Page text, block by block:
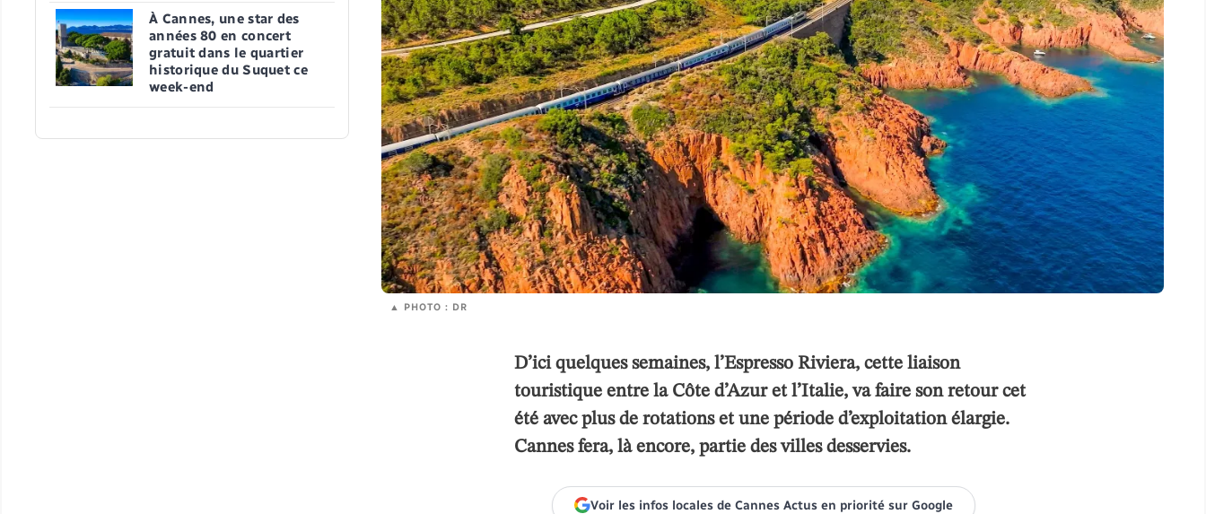
PHOTO : DR
D’ici quelques semaines, l’Espresso Riviera, cette liaison
touristique entre la Côte d’Azur et l’Italie, va faire son retour cet
été avec plus de rotations et une période d’exploitation élargie.
Cannes fera, là encore, partie des villes desservies.
Voir les infos locales de Cannes Actus en priorité sur Google
À Cannes, une star des
années 80 en concert
gratuit dans le quartier
historique du Suquet ce
week-end